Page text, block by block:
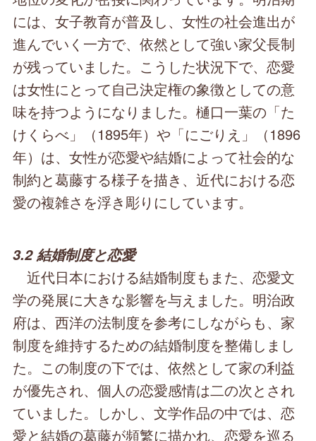
には、女子教育が普及し、女性の社会進出が
進んでいく一方で、依然として強い家父長制
が残っていました。こうした状況下で、恋愛
は女性にとって自己決定権の象徴としての意
味を持つようになりました。樋口一葉の「た
けくらべ」（1895年）や「にごりえ」（1896
年）は、女性が恋愛や結婚によって社会的な
制約と葛藤する様子を描き、近代における恋
愛の複雑さを浮き彫りにしています。
3.2 結婚制度と恋愛
近代日本における結婚制度もまた、恋愛文
学の発展に大きな影響を与えました。明治政
府は、西洋の法制度を参考にしながらも、家
制度を維持するための結婚制度を整備しまし
た。この制度の下では、依然として家の利益
が優先され、個人の恋愛感情は二の次とされ
ていました。しかし、文学作品の中では、恋
愛と結婚の葛藤が頻繁に描かれ、恋愛を巡る